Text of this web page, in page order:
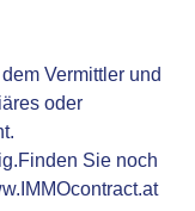
Vermittler und
oder
Sie noch